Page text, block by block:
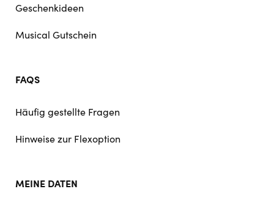
Geschenkideen
Musical Gutschein
FAQS
Häufig gestellte Fragen
Hinweise zur Flexoption
MEINE DATEN